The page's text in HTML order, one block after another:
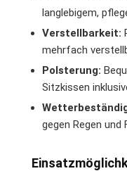
langlebigem,
Verstellbarkeit:
mehrfach
Polsterung:
Sitzkissen
gegen Regen und